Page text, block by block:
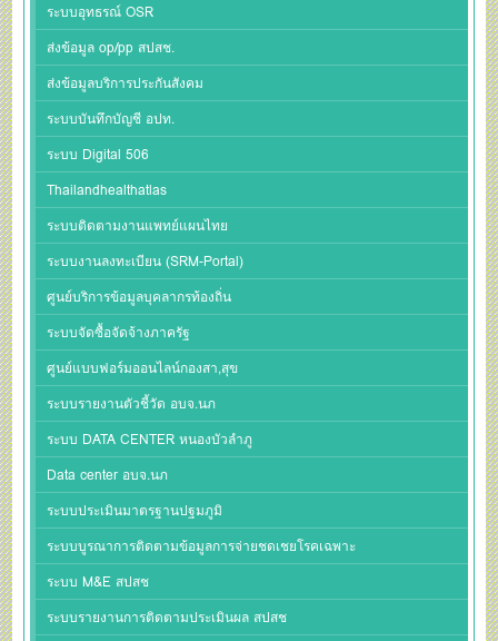
ระบบอุทธรณ์ OSR
ส่งข้อมูล op/pp สปสช.
ส่งข้อมูลบริการประกันสังคม
ระบบบันทึกบัญชี อปท.
ระบบ Digital 506
Thailandhealthatlas
ระบบติดตามงานแพทย์แผนไทย
ระบบงานลงทะเบียน (SRM-Portal)
ศูนย์บริการข้อมูลบุคลากรท้องถิ่น
ระบบจัดซื้อจัดจ้างภาครัฐ
ศูนย์แบบฟอร์มออนไลน์กองสา,สุข
ระบบรายงานตัวชี้วัด อบจ.นภ
ระบบ DATA CENTER หนองบัวลำภู
Data center อบจ.นภ
ระบบประเมินมาตรฐานปฐมภูมิ
ระบบบูรณาการติดตามข้อมูลการจ่ายชดเชยโรคเฉพาะ
ระบบ M&E สปสช
ระบบรายงานการติดตามประเมินผล สปสช